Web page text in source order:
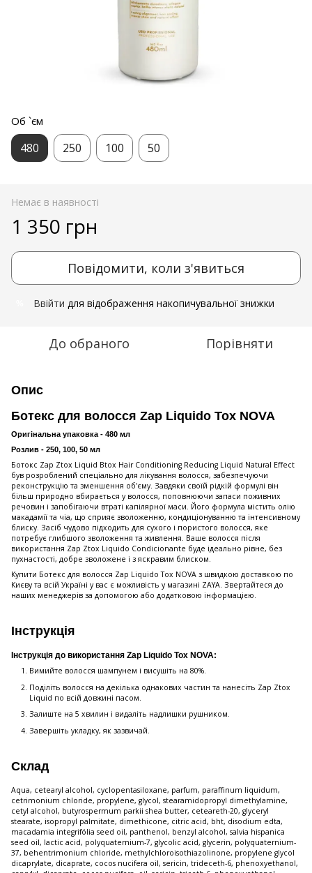
Об `єм
480 250 100 50
Немає в наявності
1 350 грн
Повідомити, коли з'явиться
Ввійти для відображення накопичувальної знижки
До обраного Порівняти
Опис
Ботекс для волосся Zap Liquido Tox NOVA
Оригінальна упаковка - 480 мл
Розлив - 250, 100, 50 мл
Ботокс Zap Ztox Liquid Btox Hair Conditioning Reducing Liquid Natural Effect
був розроблений спеціально для лікування волосся, забезпечуючи
реконструкцію та зменшення об'єму. Завдяки своїй рідкій формулі він
більш природно вбирається у волосся, поповнюючи запаси поживних
речовин і запобігаючи втраті капілярної маси. Його формула містить олію
макадамії та чіа, що сприяє зволоженню, кондиціонуванню та інтенсивному
блиску. Засіб чудово підходить для сухого і пористого волосся, яке
потребує глибшого зволоження та живлення. Ваше волосся після
використання Zap Ztox Liquido Condicionante буде ідеально рівне, без
пухнастості, добре зволожене і з яскравим блиском.
Купити Ботекс для волосся Zap Liquido Tox NOVA з швидкою доставкою по
Києву та всій Україні у вас є можливість у магазині ZAYA. Звертайтеся до
наших менеджерів за допомогою або додатковою інформацією.
Інструкція
Інструкція до використання Zap Liquido Tox NOVA:
Вимийте волосся шампунем і висушіть на 80%.
Поділіть волосся на декілька однакових частин та нанесіть Zap Ztox
Liquid по всій довжині пасом.
Залиште на 5 хвилин і видаліть надлишки рушником.
Завершіть укладку, як зазвичай.
Склад
Aqua, cetearyl alcohol, cyclopentasiloxane, parfum, paraffinum liquidum,
cetrimonium chloride, propylene, glycol, stearamidopropyl dimethylamine,
cetyl alcohol, butyrospermum parkii shea butter, ceteareth-20, glyceryl
stearate, isopropyl palmitate, dimethicone, citric acid, bht, disodium edta,
macadamia integrifólia seed oil, panthenol, benzyl alcohol, salvia hispanica
seed oil, lactic acid, polyquaternium-7, glycolic acid, glycerin, polyquaternium-
37, behentrimonium chloride, methylchloroisothiazolinone, propylene glycol
dicaprylate, dicaprate, cocos nucifera oil, sericin, trideceth-6, phenoxyethanol,